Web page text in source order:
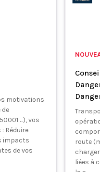
motivations
de
…), vos
Réduire
impacts
de vos
route
liées à